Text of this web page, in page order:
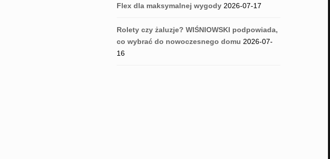
Flex dla maksymalnej wygody 2026-07-17
Rolety czy żaluzje? WIŚNIOWSKI podpowiada,
co wybrać do nowoczesnego domu 2026-07-
16